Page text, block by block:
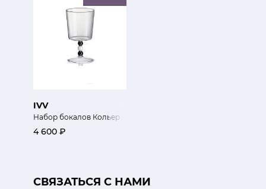
IVV
Набор бокалов Кольер
4 600 ₽
CВЯЗАТЬСЯ С НАМИ